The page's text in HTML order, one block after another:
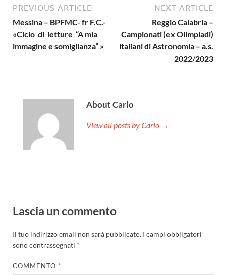
PREVIOUS ARTICLE
Messina – BPFMC- fr F.C.-
«Ciclo di letture “A mia
immagine e somiglianza” »
NEXT ARTICLE
Reggio Calabria –
Campionati (ex Olimpiadi)
italiani di Astronomia – a.s.
2022/2023
About Carlo
View all posts by Carlo →
Lascia un commento
Il tuo indirizzo email non sarà pubblicato. I campi obbligatori
sono contrassegnati *
COMMENTO *